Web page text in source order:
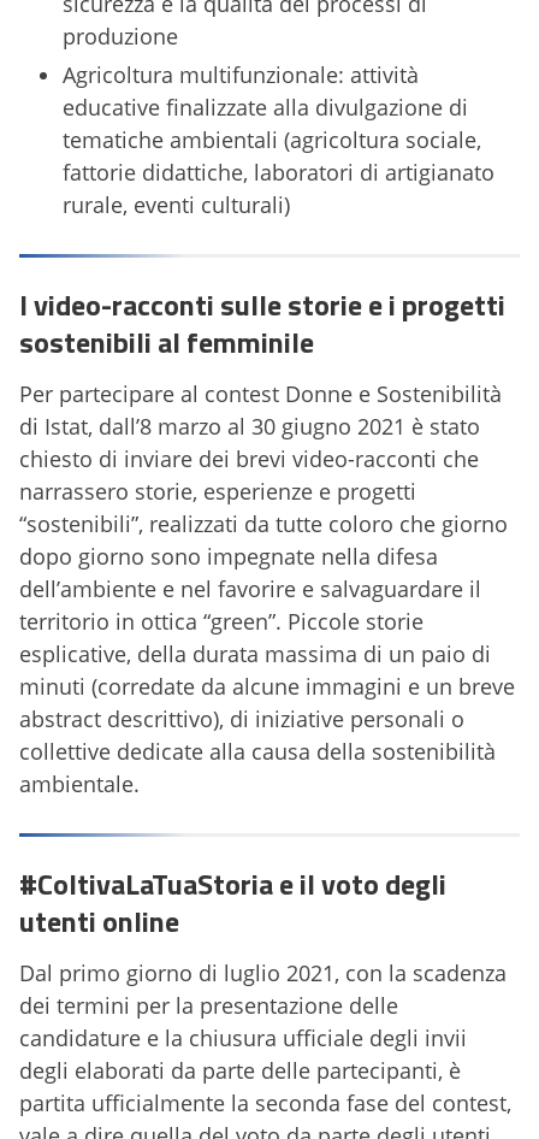
produzione
Agricoltura multifunzionale: attività
educative finalizzate alla divulgazione di
tematiche ambientali (agricoltura sociale,
fattorie didattiche, laboratori di artigianato
rurale, eventi culturali)
I video-racconti sulle storie e i progetti
sostenibili al femminile
Per partecipare al contest Donne e Sostenibilità
di Istat, dall’8 marzo al 30 giugno 2021 è stato
chiesto di inviare dei brevi video-racconti che
narrassero storie, esperienze e progetti
“sostenibili”, realizzati da tutte coloro che giorno
dopo giorno sono impegnate nella difesa
dell’ambiente e nel favorire e salvaguardare il
territorio in ottica “green”. Piccole storie
esplicative, della durata massima di un paio di
minuti (corredate da alcune immagini e un breve
abstract descrittivo), di iniziative personali o
collettive dedicate alla causa della sostenibilità
ambientale.
#ColtivaLaTuaStoria e il voto degli
utenti online
Dal primo giorno di luglio 2021, con la scadenza
dei termini per la presentazione delle
candidature e la chiusura ufficiale degli invii
degli elaborati da parte delle partecipanti, è
partita ufficialmente la seconda fase del contest,